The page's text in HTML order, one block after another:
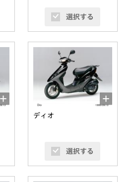
選択する
ディオ
選択する